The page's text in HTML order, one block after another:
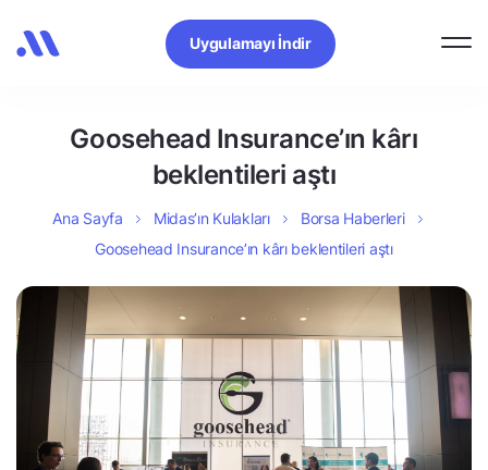
Uygulamayı İndir
Goosehead Insurance’ın kârı
beklentileri aştı
Ana Sayfa Midas’ın Kulakları
Borsa Haberleri
Goosehead Insurance’ın kârı beklentileri aştı